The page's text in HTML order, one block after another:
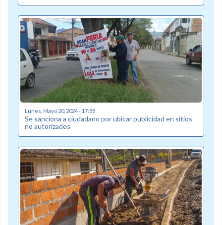
Lunes, Mayo 20, 2024 - 17:58
Se sanciona a ciudadano por ubicar publicidad en sitios
no autorizados